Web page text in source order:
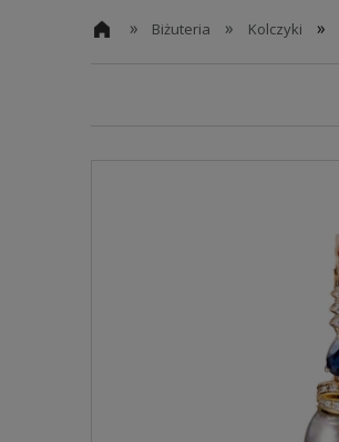
» Biżuteria » Kolczyki »